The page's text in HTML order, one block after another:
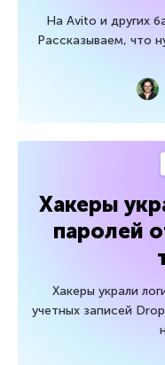
На Avito и других
Рассказываем, что
Хакеры
паролей
Хакеры украли
учетных записей